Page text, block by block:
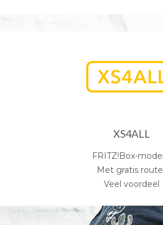
XS4ALL
FRITZ!Box-
Met gratis
Veel voordeel